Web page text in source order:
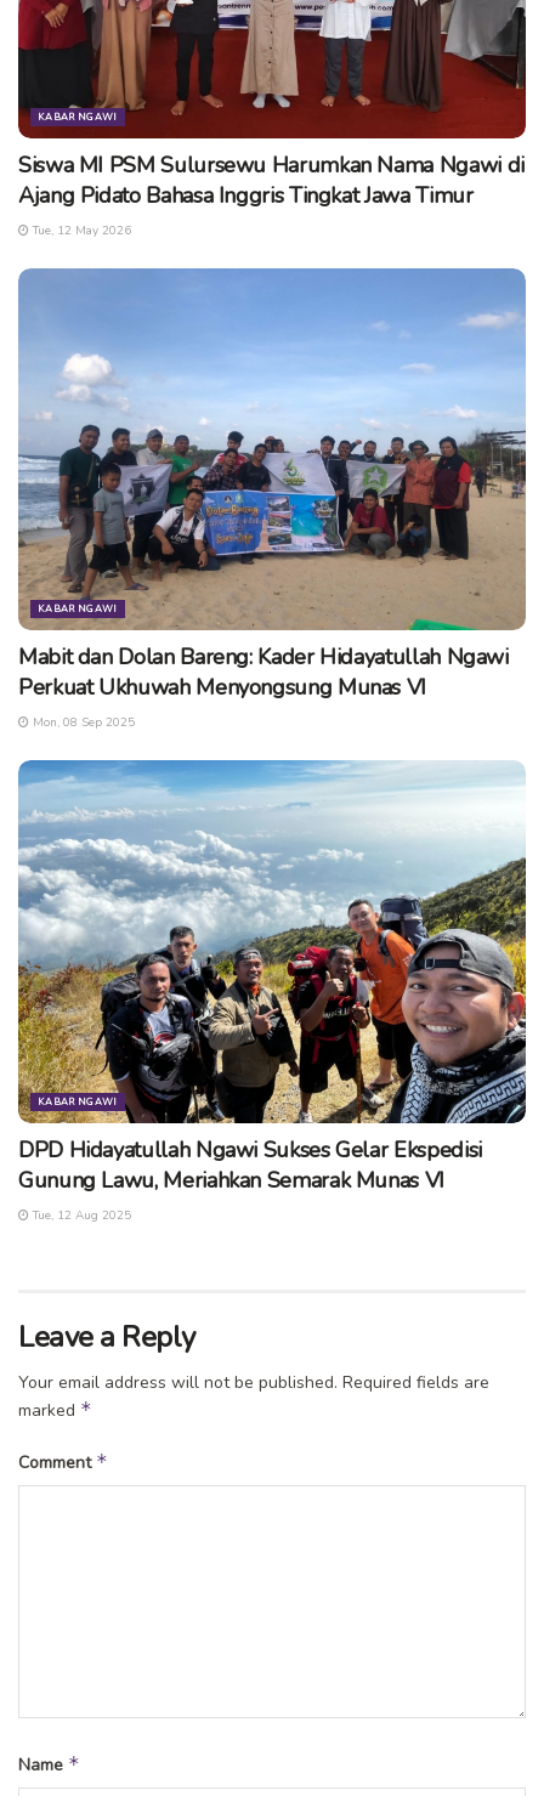
KABAR NGAWI
Siswa MI PSM Sulursewu Harumkan Nama Ngawi di
Ajang Pidato Bahasa Inggris Tingkat Jawa Timur
Tue, 12 May 2026
KABAR NGAWI
Mabit dan Dolan Bareng: Kader Hidayatullah Ngawi
Perkuat Ukhuwah Menyongsung Munas VI
Mon, 08 Sep 2025
KABAR NGAWI
DPD Hidayatullah Ngawi Sukses Gelar Ekspedisi
Gunung Lawu, Meriahkan Semarak Munas VI
Tue, 12 Aug 2025
Leave a Reply
Your email address will not be published. Required fields are
marked *
Comment *
Name *